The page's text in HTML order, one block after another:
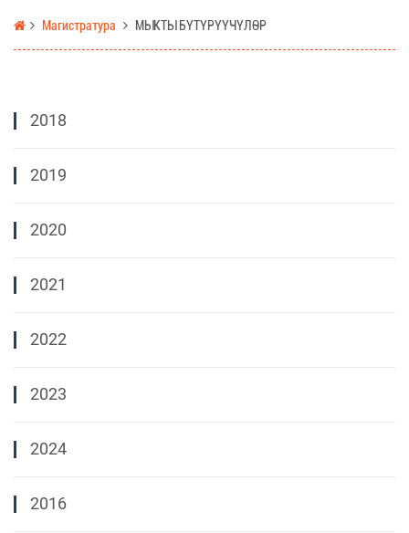
Магистратура МЫКТЫ БҮТҮРҮҮЧҮЛӨР
2018
2019
2020
2021
2022
2023
2024
2016